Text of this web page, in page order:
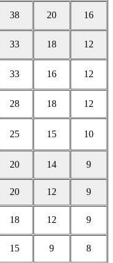
38 20 16
33 18 12
33 16 12
28 18 12
25 15 10
20 14 9
20 12 9
18 12 9
15 9 8